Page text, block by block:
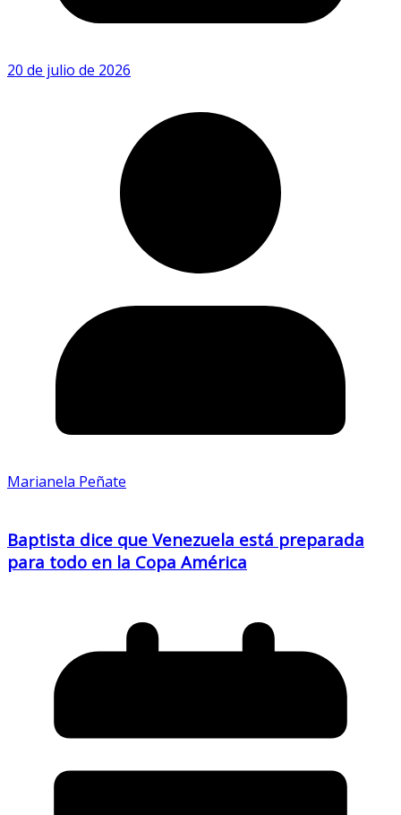
20 de julio de 2026
Marianela Peñate
Baptista dice que Venezuela está preparada
para todo en la Copa América